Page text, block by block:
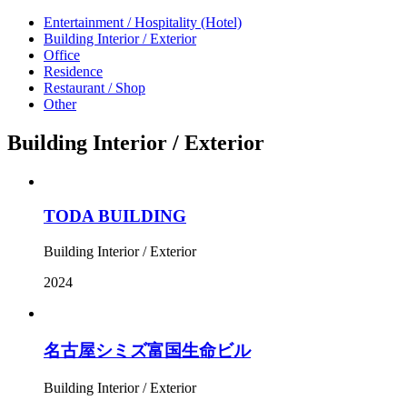
Entertainment / Hospitality (Hotel)
Building Interior / Exterior
Office
Residence
Restaurant / Shop
Other
Building Interior / Exterior
TODA BUILDING
Building Interior / Exterior
2024
名古屋シミズ富国生命ビル
Building Interior / Exterior